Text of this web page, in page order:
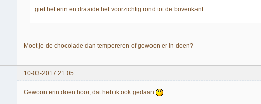
giet het erin en draaide het voorzichtig rond tot de bovenkant.
Moet je de chocolade dan tempereren of gewoon er in doen?
10-03-2017 21:05
Gewoon erin doen hoor, dat heb ik ook gedaan